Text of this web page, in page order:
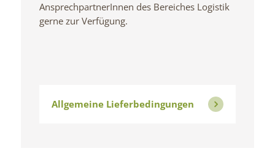
AnsprechpartnerInnen des Bereiches Logistik
gerne zur Verfügung.
Allgemeine Lieferbedingungen